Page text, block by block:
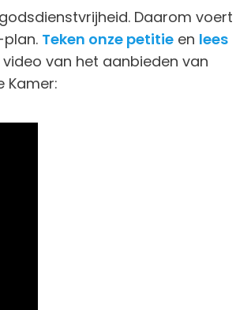
Daarom voert
Teken onze petitie en lees
video van het aanbieden van
Kamer: